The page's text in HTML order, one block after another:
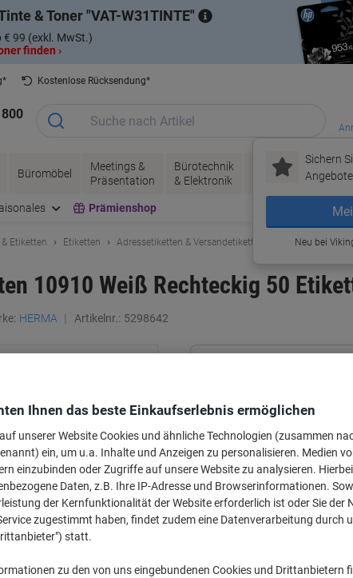
& Toner VAT-W31TINTE
€ 99 (exkl. MwSt.)
finden ›
Kostenlose Rücksendung*
Sichern
Neu bei
Büromöbel
Meetings &
Präsentation
Bürotechnik
& Elektronik
Tinte &
Toner
Papier,
& Pakete
Prämienshop
& Etiketten Etiketten Adressetiketten & Versandetiketten
10910 Weiß Rechteckig 50
HERMA Artikelnr.: 5298642
Wechseln und
Viking
Weiß 21 x 14,8
Nur
€ 16,49 pro Pack
€ 19,79 inkl. USt
Versand durch Lieferanten
Ihnen das beste Einkaufserlebnis ermöglichen
unserer Website Cookies und ähnliche Technologien (zusammen
ein, um u.a. Inhalte und Anzeigen zu personalisieren. Medien
einzubinden oder Zugriffe auf unsere Website zu analysieren.
Daten, z.B. Ihre IP-Adresse und Browserinformationen.
der Kernfunktionalität der Website erforderlich ist oder Sie der
zugestimmt haben, findet zudem eine Datenverarbeitung durch
statt.
zu den von uns eingebundenen Cookies und Drittanbietern